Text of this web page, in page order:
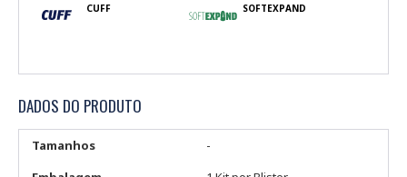
CUFF SOFTEXPAND
DADOS DO PRODUTO
Tamanhos
-